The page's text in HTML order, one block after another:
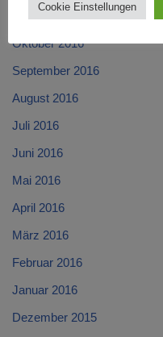
Oktober 2016
September 2016
August 2016
Juli 2016
Juni 2016
Mai 2016
April 2016
März 2016
Februar 2016
Januar 2016
Dezember 2015
Cookie Einstellungen